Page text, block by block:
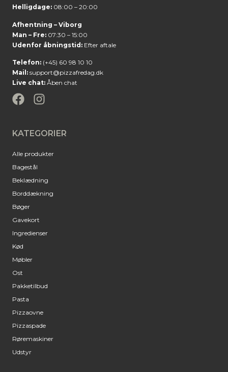
Helligdage: 08:00 – 20:00
Afhentning – Viborg
Man – Fre: 07:30 – 15:00
Udenfor åbningstid: Efter aftale
Telefon: (+45) 60 98 10 10
Mail: support@pizzafredag.dk
Live chat: Åben chat
KATEGORIER
Alle produkter
Bagestål
Beklædning
Borddækning
Bøger
Gavekort
Ingredienser
Kød
Møbler
Ost
Pakketilbud
Pasta
Pizzaovne
Pizzaspade
Røremaskiner
Udstyr